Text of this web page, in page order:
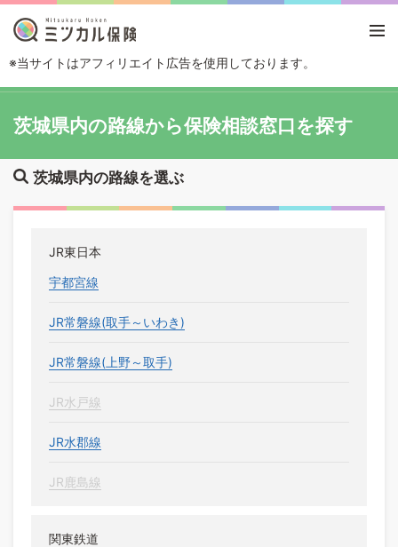
※当サイトはアフィリエイト広告を使用しております。
茨城県内の路線から保険相談窓口を探す
茨城県内の路線を選ぶ
JR東日本
宇都宮線
JR常磐線(取手～いわき)
JR常磐線(上野～取手)
JR水戸線
JR水郡線
JR鹿島線
関東鉄道